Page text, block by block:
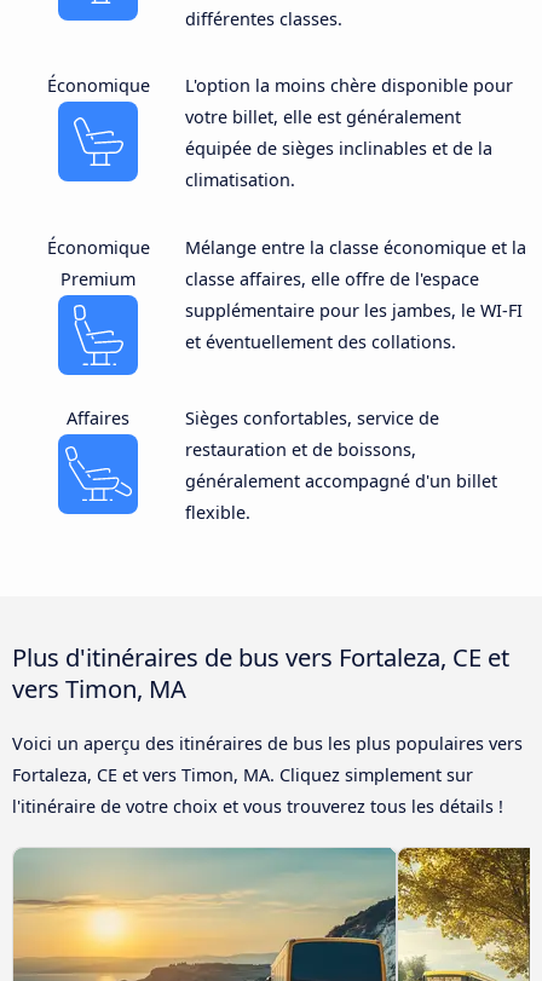
différentes classes.
Économique
L'option la moins chère disponible pour
votre billet, elle est généralement
équipée de sièges inclinables et de la
climatisation.
Économique
Premium
Mélange entre la classe économique et la
classe affaires, elle offre de l'espace
supplémentaire pour les jambes, le WI-FI
et éventuellement des collations.
Affaires
Sièges confortables, service de
restauration et de boissons,
généralement accompagné d'un billet
flexible.
Plus d'itinéraires de bus vers Fortaleza, CE et
vers Timon, MA
Voici un aperçu des itinéraires de bus les plus populaires vers
Fortaleza, CE et vers Timon, MA. Cliquez simplement sur
l'itinéraire de votre choix et vous trouverez tous les détails !